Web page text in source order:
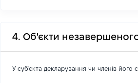
4. Об'єкти
У суб'єкта декларування чи членів його